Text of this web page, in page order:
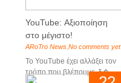
YouTube: Αξιοποίηση
στο μέγιστο!
ARoTro News No comments yet
Το YouTube έχει αλλάξει τον
τρόπο που βλέπουμε, δ�...